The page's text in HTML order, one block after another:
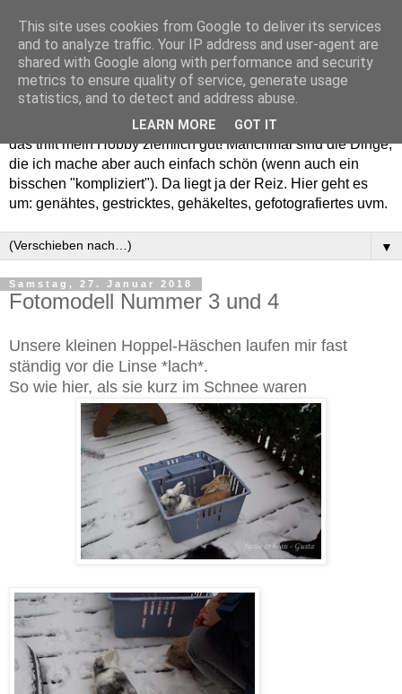
Willkommen in meinem "Wohnzimmer". Einfach und schön -
das trifft mein Hobby ziemlich gut! Manchmal sind die Dinge,
die ich mache aber auch einfach schön (wenn auch ein
bisschen "kompliziert"). Da liegt ja der Reiz. Hier geht es
um: genähtes, gestricktes, gehäkeltes, gefotografiertes uvm.
▼
Samstag, 27. Januar 2018
Fotomodell Nummer 3 und 4
Unsere kleinen Hoppel-Häschen laufen mir fast
ständig vor die Linse *lach*.
So wie hier, als sie kurz im Schnee waren
This site uses cookies from Google to deliver its services
and to analyze traffic. Your IP address and user-agent are
shared with Google along with performance and security
metrics to ensure quality of service, generate usage
statistics, and to detect and address abuse.
LEARN MORE GOT IT